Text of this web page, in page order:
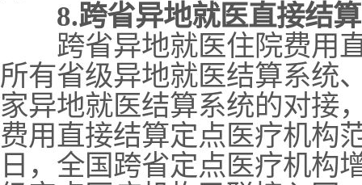
8.跨省异地就医直接结
跨省异地就医住院费用直
所有省级异地就医结算系统
家异地就医结算系统的对接
费用直接结算定点医疗机构
日，全国跨省定点医疗机构